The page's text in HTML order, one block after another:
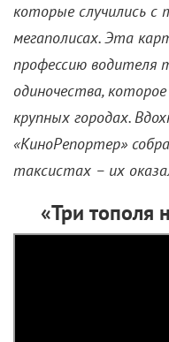
которые случились
мегаполисах. Эта
профессию водителя
одиночества,
крупных городах.
«КиноРепортер»
таксистах – их
«Три